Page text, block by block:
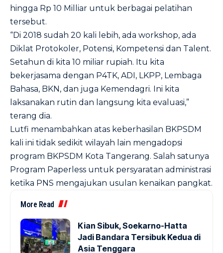
hingga Rp 10 Milliar untuk berbagai pelatihan
tersebut.
“Di 2018 sudah 20 kali lebih, ada workshop, ada
Diklat Protokoler, Potensi, Kompetensi dan Talent.
Setahun di kita 10 miliar rupiah. Itu kita
bekerjasama dengan P4TK, ADI, LKPP, Lembaga
Bahasa, BKN, dan juga Kemendagri. Ini kita
laksanakan rutin dan langsung kita evaluasi,”
terang dia.
Lutfi menambahkan atas keberhasilan BKPSDM
kali ini tidak sedikit wilayah lain mengadopsi
program BKPSDM Kota Tangerang. Salah satunya
Program Paperless untuk persyaratan administrasi
ketika PNS mengajukan usulan kenaikan pangkat.
More Read
Kian Sibuk, Soekarno-Hatta
Jadi Bandara Tersibuk Kedua di
Asia Tenggara